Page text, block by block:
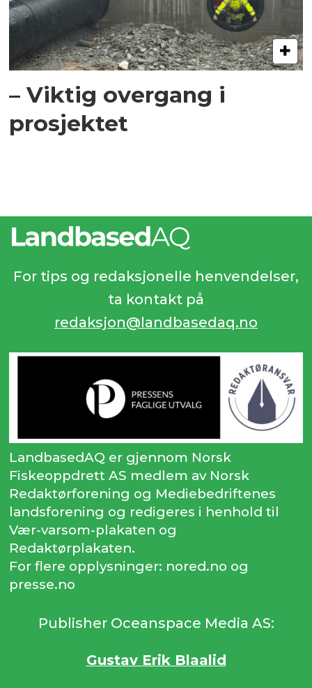
– Viktig overgang i
prosjektet
For tips og redaksjonelle henvendelser,
ta kontakt på
redaksjon@landbasedaq.no
LandbasedAQ er gjennom Norsk
Fiskeoppdrett AS medlem av Norsk
Redaktørforening og Mediebedriftenes
landsforening og redigeres i henhold til
Vær-varsom-plakaten og
Redaktørplakaten.
For flere opplysninger: nored.no og
presse.no
Publisher Oceanspace Media AS:
Gustav Erik Blaalid